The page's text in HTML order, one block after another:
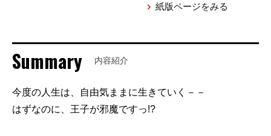
紙版ページをみる
Summary 内容紹介
今度の人生は、自由気ままに生きていく－－
はずなのに、王子が邪魔ですっ!?